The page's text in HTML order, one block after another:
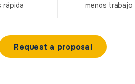
rápida menos trabajo
Request a proposal